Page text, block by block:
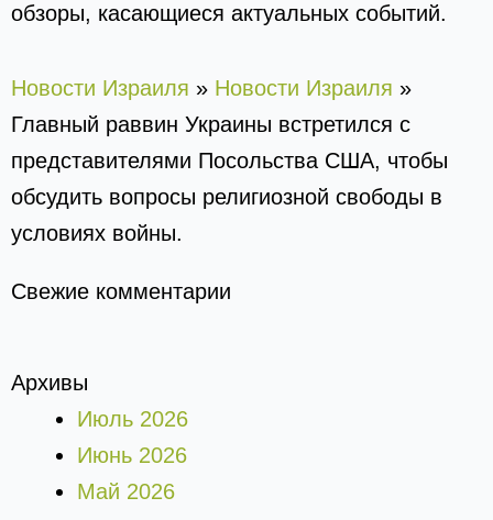
обзоры, касающиеся актуальных событий.
Новости Израиля » Новости Израиля »
Главный раввин Украины встретился с
представителями Посольства США, чтобы
обсудить вопросы религиозной свободы в
условиях войны.
Свежие комментарии
Архивы
Июль 2026
Июнь 2026
Май 2026